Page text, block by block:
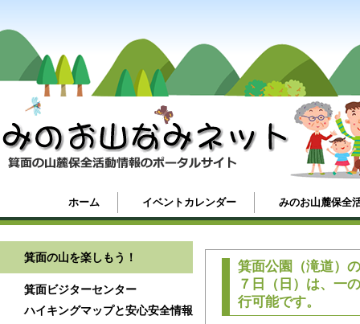
ホーム イベントカレンダー みのお山麓保全
箕面の山を楽しもう！
箕面ビジターセンター
ハイキングマップと安心安全情報
箕面公園（滝道）
７日（日）は、一
行可能です。